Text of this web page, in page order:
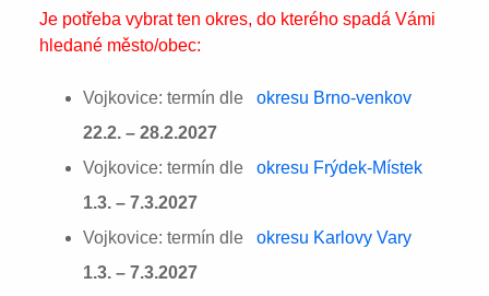
Je potřeba vybrat ten okres, do kterého spadá Vámi
hledané město/obec:
Vojkovice: termín dle
okresu Brno-venkov
22.2. – 28.2.2027
Vojkovice: termín dle
okresu Frýdek-Místek
1.3. – 7.3.2027
Vojkovice: termín dle
okresu Karlovy Vary
1.3. – 7.3.2027